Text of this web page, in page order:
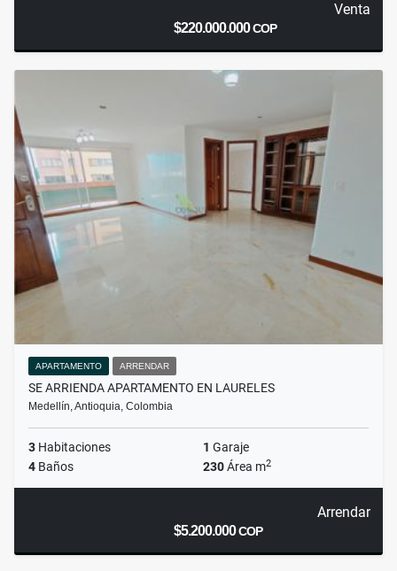
Venta
$220.000.000COP
APARTAMENTO ARRENDAR
SE ARRIENDA APARTAMENTO EN LAURELES
Medellín, Antioquia, Colombia
3 Habitaciones 1 Garaje
4 Baños 230Área m2
Arrendar
$5.200.000COP